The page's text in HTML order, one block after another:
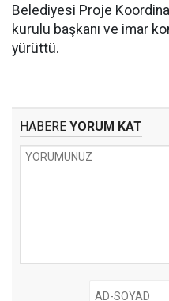
Belediyesi Proje
kurulu başkanı ve imar
yürüttü.
HABERE YORUM KAT